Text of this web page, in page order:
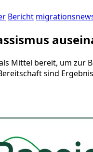
Bericht
Mittel bereit, um zur
sind